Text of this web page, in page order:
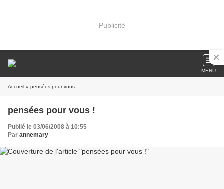
Publicité
MENU
Accueil » pensées pour vous !
pensées pour vous !
Publié le 03/06/2008 à 10:55
Par annemary